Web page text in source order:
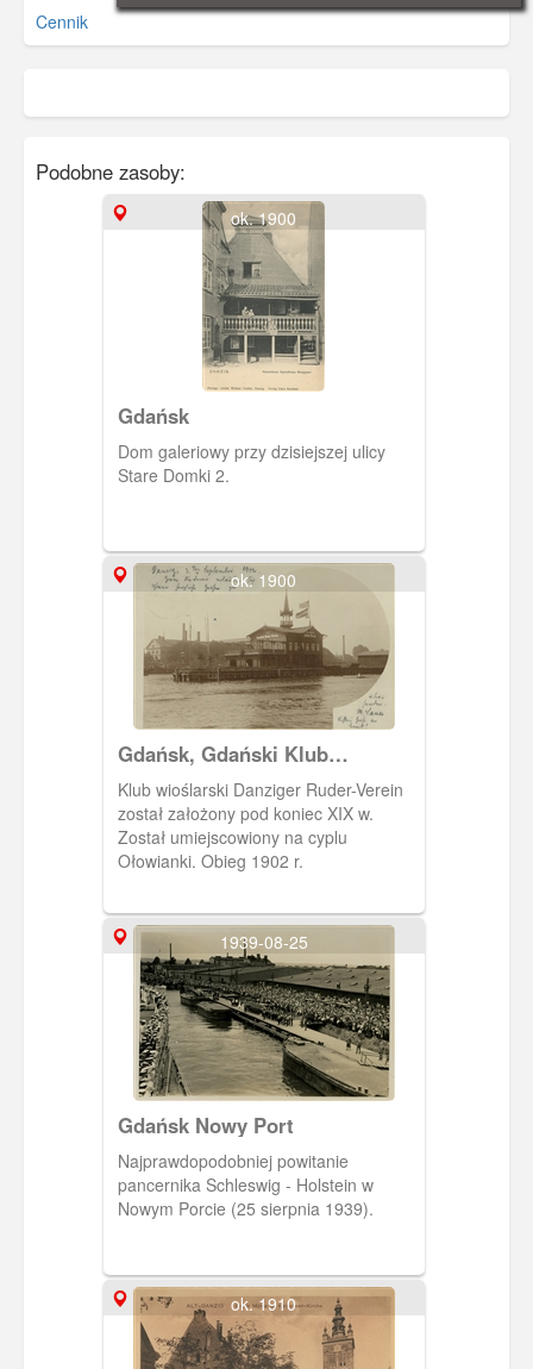
Cennik
Podobne zasoby:
ok. 1900
Gdańsk
Dom galeriowy przy dzisiejszej ulicy
Stare Domki 2.
ok. 1900
Gdańsk, Gdański Klub
Wioślarski, Danziger Ruder-
Verein
Klub wioślarski Danziger Ruder-Verein
został założony pod koniec XIX w.
Został umiejscowiony na cyplu
Ołowianki. Obieg 1902 r.
1939-08-25
Gdańsk Nowy Port
Najprawdopodobniej powitanie
pancernika Schleswig - Holstein w
Nowym Porcie (25 sierpnia 1939).
ok. 1910